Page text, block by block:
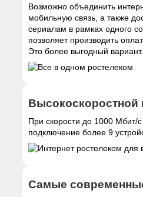
Возможно объединить
мобильную связь, а также
сериалам в рамках одного
позволяет производить
Это более выгодный вариант.
Высокоскоростной
При скорости до 1000 Мбит/
подключение более 9
Самые